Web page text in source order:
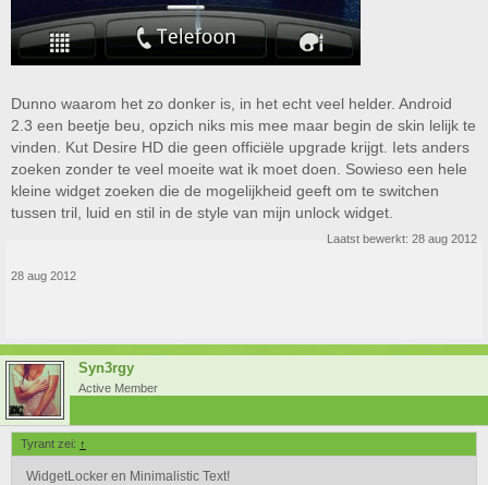
Dunno waarom het zo donker is, in het echt veel helder. Android
2.3 een beetje beu, opzich niks mis mee maar begin de skin lelijk te
vinden. Kut Desire HD die geen officiële upgrade krijgt. Iets anders
zoeken zonder te veel moeite wat ik moet doen. Sowieso een hele
kleine widget zoeken die de mogelijkheid geeft om te switchen
tussen tril, luid en stil in de style van mijn unlock widget.
Laatst bewerkt: 28 aug 2012
28 aug 2012
Syn3rgy
Active Member
Tyrant zei: ↑
WidgetLocker en Minimalistic Text!